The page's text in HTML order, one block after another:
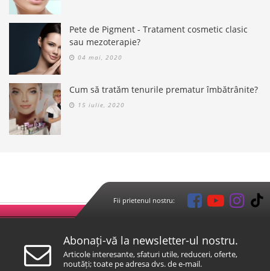
Pete de Pigment - Tratament cosmetic clasic
sau mezoterapie?
04 mai, 2020
Cum să tratăm tenurile prematur îmbătrânite?
15 iulie, 2020
Fii prietenul nostru:
Abonați-vă la newsletter-ul nostru.
Articole interesante, sfaturi utile, reduceri, oferte,
noutăți; toate pe adresa dvs. de e-mail.